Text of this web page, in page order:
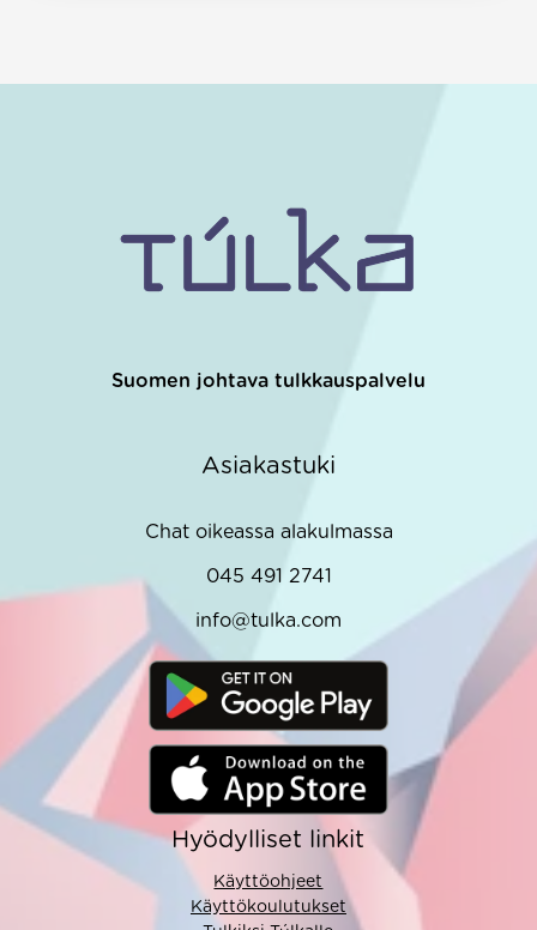
Suomen johtava tulkkauspalvelu
Asiakastuki
Chat oikeassa alakulmassa
045 491 2741
info@tulka.com
Hyödylliset linkit
Käyttöohjeet
Käyttökoulutukset